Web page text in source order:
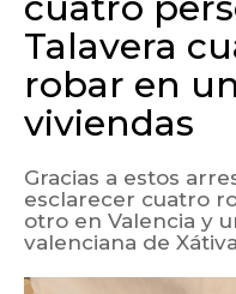
Gracias a estos
esclarecer cuatro
otro en Valencia y
valenciana de Xátiva.